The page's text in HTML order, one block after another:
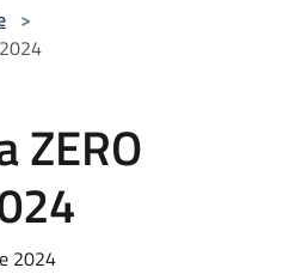
>
ZERO
2024